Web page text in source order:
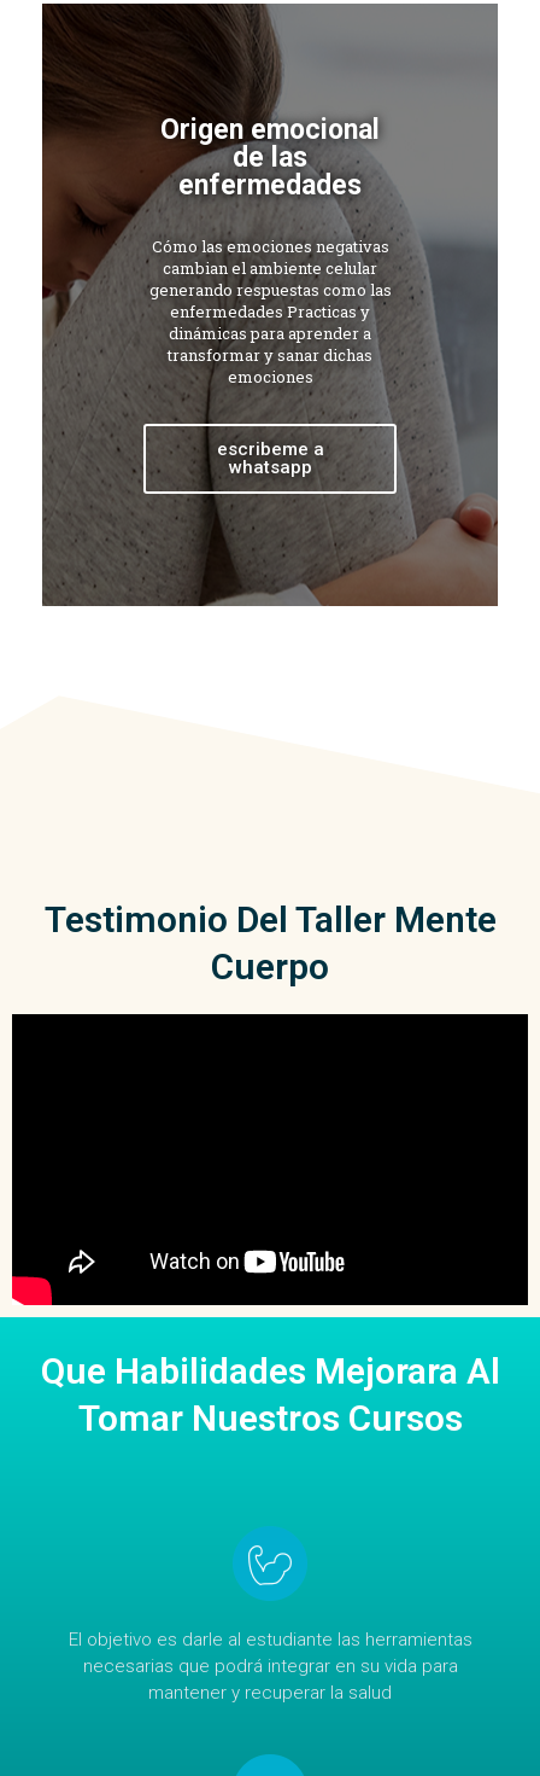
Origen emocional
de las
enfermedades
Cómo las emociones negativas
cambian el ambiente celular
generando respuestas como las
enfermedades Practicas y
dinámicas para aprender a
transformar y sanar dichas
emociones
escribeme a
whatsapp
Testimonio Del Taller Mente
Cuerpo
Que Habilidades Mejorara Al
Tomar Nuestros Cursos
El objetivo es darle al estudiante las herramientas
necesarias que podrá integrar en su vida para
mantener y recuperar la salud